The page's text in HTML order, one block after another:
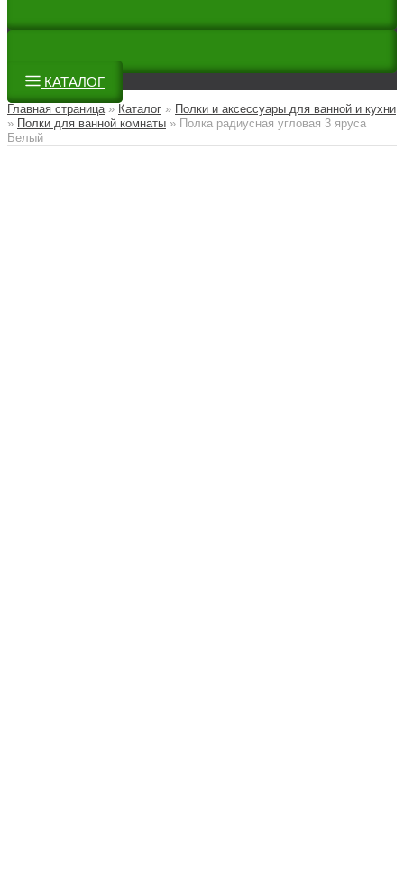
КАТАЛОГ
Главная страница» Каталог » Полки и аксессуары для ванной и кухни
» Полки для ванной комнаты » Полка радиусная угловая 3 яруса
Белый